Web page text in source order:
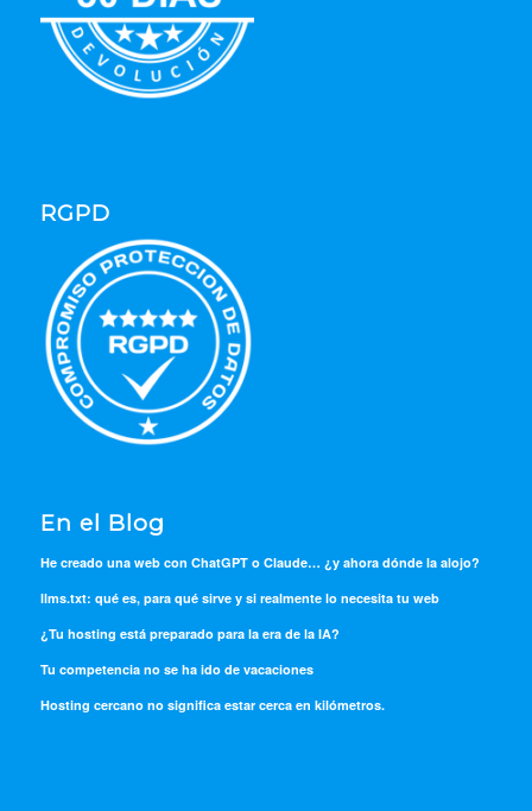
RGPD
En el Blog
He creado una web con ChatGPT o Claude… ¿y ahora dónde la alojo?
llms.txt: qué es, para qué sirve y si realmente lo necesita tu web
¿Tu hosting está preparado para la era de la IA?
Tu competencia no se ha ido de vacaciones
Hosting cercano no significa estar cerca en kilómetros.